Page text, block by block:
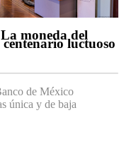
moneda del
luctuoso
de México
única y de baja